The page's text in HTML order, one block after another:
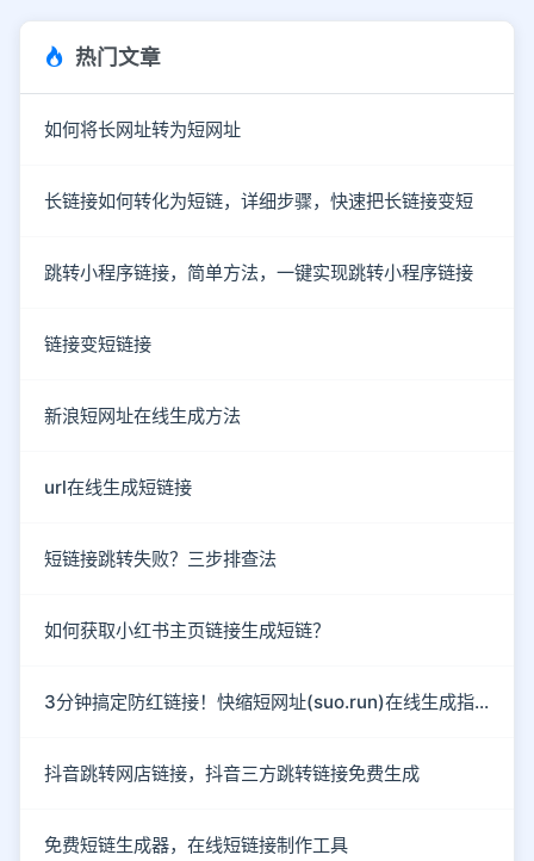
热门文章
如何将长网址转为短网址
长链接如何转化为短链，详细步骤，快速把长链接变短
跳转小程序链接，简单方法，一键实现跳转小程序链接
链接变短链接
新浪短网址在线生成方法
url在线生成短链接
短链接跳转失败？三步排查法
如何获取小红书主页链接生成短链？
3分钟搞定防红链接！快缩短网址(suo.run)在线生成指南
抖音跳转网店链接，抖音三方跳转链接免费生成
免费短链生成器，在线短链接制作工具